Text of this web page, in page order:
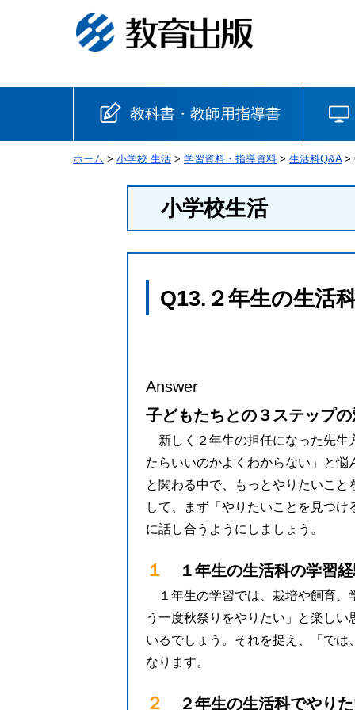
教科書・教師用指導書
小学校
書写
算数 理科 生活
英語 道徳
ホーム > 小学校 生活 > 学習資料・指導資料 > 生活科Q&A>
小学校生活
Q13.２年生の生活
Answer
子どもたちとの３ステップ
新しく２年生の担任になった先
たらいいのかよくわからない」と
と関わる中で、もっとやりたいこ
して、まず「やりたいことを見つ
に話し合うようにしましょう。
１ １年生の生活科の学習
１年生の学習では、栽培や飼育
う一度秋祭りをやりたい」と楽し
いるでしょう。それを捉え、「で
なります。
２ ２年生の生活科でやり